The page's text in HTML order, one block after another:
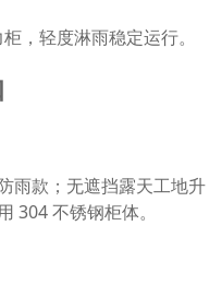
，轻度淋雨稳定运行。
雨款；无遮挡露天工地升
304 不锈钢柜体。